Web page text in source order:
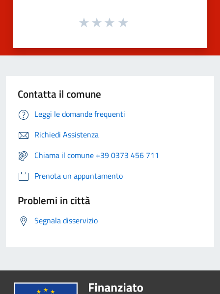
Contatta il comune
Leggi le domande frequenti
Richiedi Assistenza
Chiama il comune +39 0373 456 711
Prenota un appuntamento
Problemi in città
Segnala disservizio